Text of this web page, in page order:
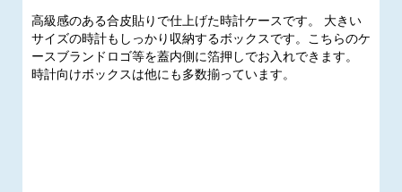
高級感のある合皮貼りで仕上げた時計ケースです。 大きい
サイズの時計もしっかり収納するボックスです。こちらのケ
ースブランドロゴ等を蓋内側に箔押しでお入れできます。
時計向けボックスは他にも多数揃っています。